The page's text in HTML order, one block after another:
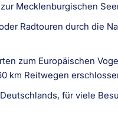
Mecklenburgischen
Radtouren durch die
zum Europäischen
km Reitwegen
für viele